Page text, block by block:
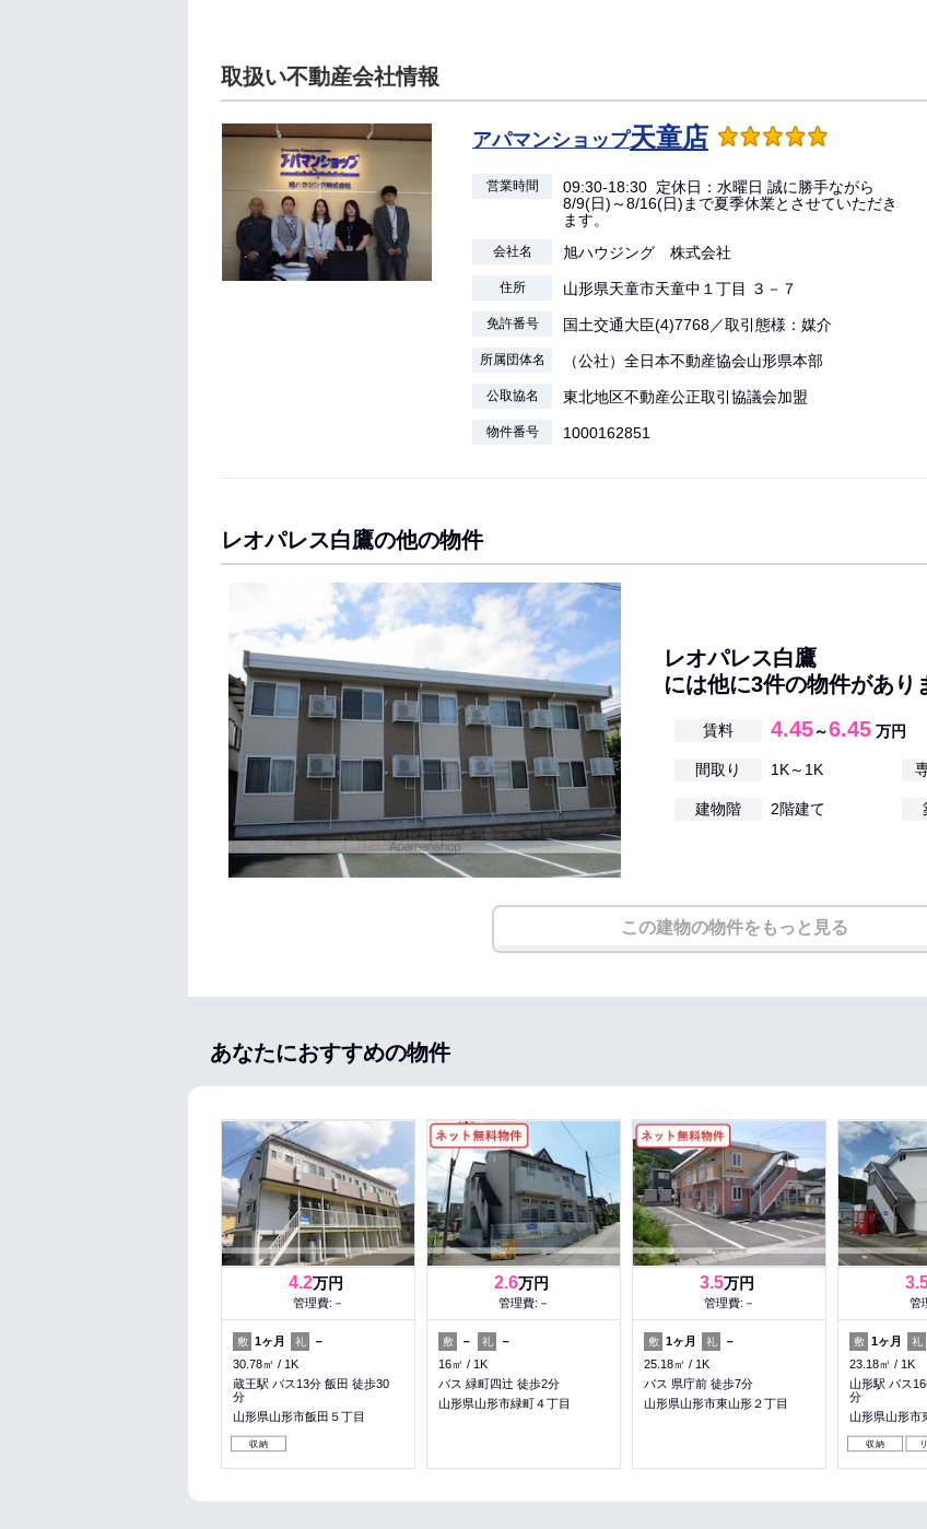
取扱い不動産会社情報
アパマンショップ天童店
営業時間
09:30-18:30 定休日：水曜日 誠に勝手ながら
8/9(日)～8/16(日)まで夏季休業とさせていただき
ます。
会社名 旭ハウジング 株式会社
住所 山形県天童市天童中１丁目 ３－７
免許番号 国土交通大臣(4)7768／取引態様：媒介
所属団体名 （公社）全日本不動産協会山形県本部
公取協名 東北地区不動産公正取引協議会加盟
物件番号 1000162851
レオパレス白鷹の他の物件
レオパレス白鷹
には他に3件の物件があり
賃料 4.45～6.45 万円
間取り 1K～1K
建物階 2階建て
この建物の物件をもっと見る
あなたにおすすめの物件
4.2万円
管理費:－
敷 1ヶ月 礼
－
30.78㎡
1K
蔵王駅 バス13分 飯田 徒歩30
分
山形県山形市飯田５丁目
収納
2.6万円
管理費:－
敷 － 礼
－
16㎡
1K
バス 緑町四辻 徒歩2分
山形県山形市緑町４丁目
3.5万円
管理費:－
敷 1ヶ月 礼
－
25.18㎡
1K
バス 県庁前 徒歩7分
山形県山形市東山形２丁目
管
敷 1ヶ月 礼
23.18㎡
1K
山形駅 バス
分
山形県山形市
収納